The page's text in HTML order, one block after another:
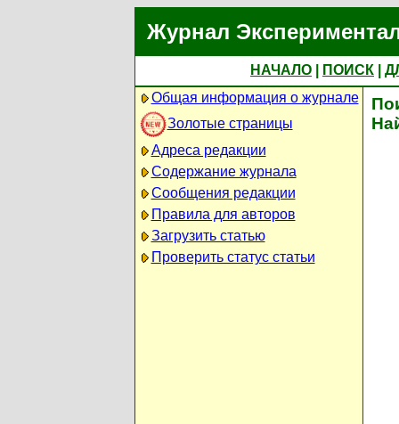
Журнал
НАЧАЛО ПОИСК
Общая информация о журнале
Золотые страницы
Адреса редакции
Содержание журнала
Сообщения редакции
Правила для авторов
Загрузить статью
Проверить статус статьи